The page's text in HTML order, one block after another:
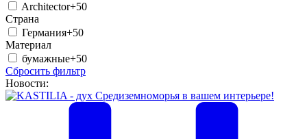
Architector+50
Страна
Германия+50
Материал
бумажные+50
Сбросить фильтр
Новости: